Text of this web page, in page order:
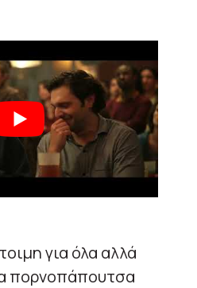
για όλα αλλά
πορνοπάπουτσα